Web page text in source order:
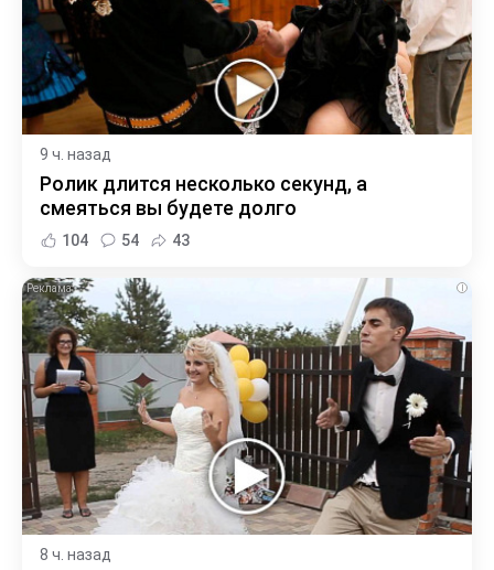
9 ч. назад
Ролик длится несколько секунд, а
смеяться вы будете долго
104 54 43
i
8 ч. назад